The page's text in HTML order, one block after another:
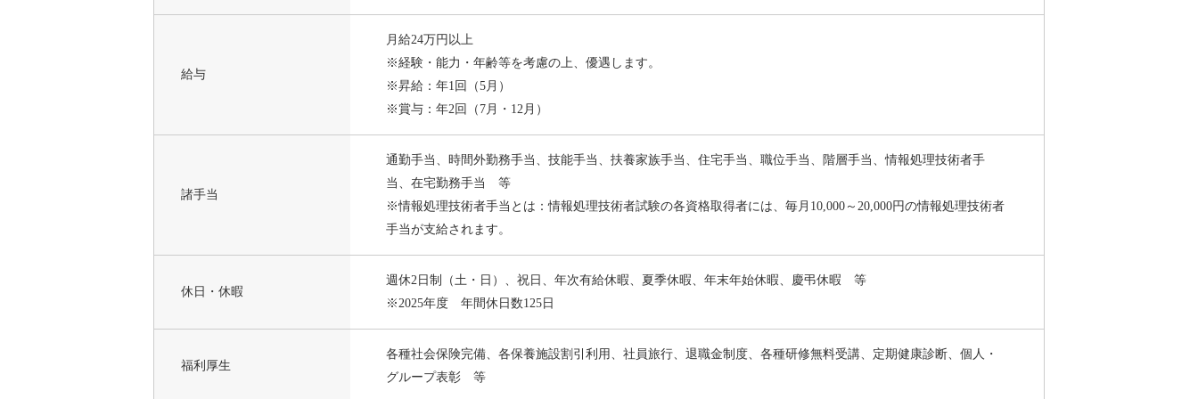
給与
月給24万円以上
※経験・能力・年齢等を考慮の上、優遇します。
※昇給：年1回（5月）
※賞与：年2回（7月・12月）
諸手当
通勤手当、時間外勤務手当、技能手当、扶養家族手当、住宅手当、職位手当、階層手当、情報処理技術者手
当、在宅勤務手当 等
※情報処理技術者手当とは：情報処理技術者試験の各資格取得者には、毎月 10,000 ～ 20,000円の情報処理技術者
手当が支給されます。
休日・休暇
週休2日制（土・日）、祝日、年次有給休暇、夏季休暇、年末年始休暇、慶弔休暇 等
※2025年度 年間休日数125日
福利厚生
各種社会保険完備、各保養施設割引利用、社員旅行、退職金制度、各種研修無料受講、定期健康診断、個人・
グループ表彰 等